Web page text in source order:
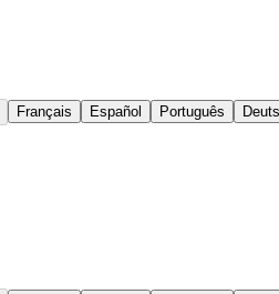
Français Español Português